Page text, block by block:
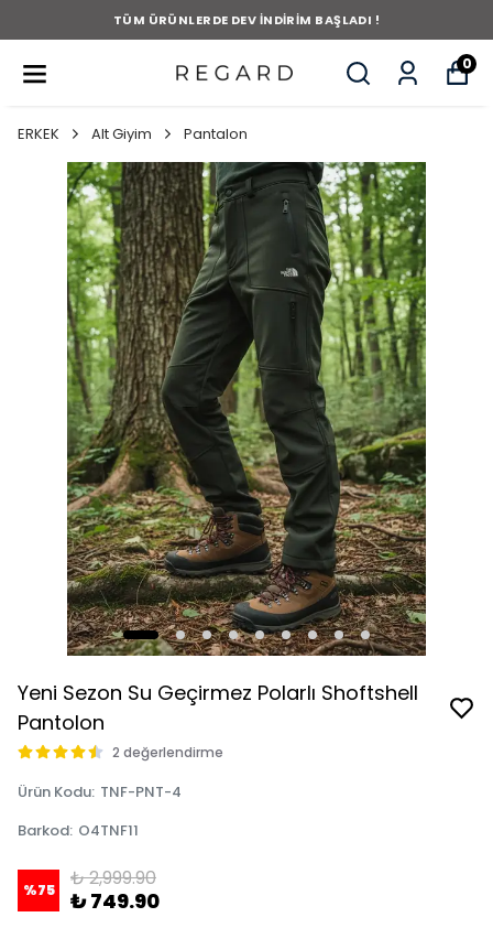
TÜM ÜRÜNLERDE DEV İNDİRİM BAŞLADI !
0
ERKEK Alt Giyim Pantalon
Yeni Sezon Su Geçirmez Polarlı Shoftshell
Pantolon
2 değerlendirme
Ürün Kodu: TNF-PNT-4
Barkod: O4TNF11
%75 ₺ 2,999.90
₺ 749.90